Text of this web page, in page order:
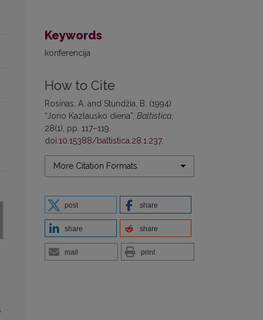
Keywords
konferencija
How to Cite
Rosinas, A. and Stundžia, B. (1994)
“Jono Kazlausko diena”, Baltistica
28(1), pp. 117–119.
doi:10.15388/baltistica.28.1.237.
More Citation Formats
post share
share share
mail print